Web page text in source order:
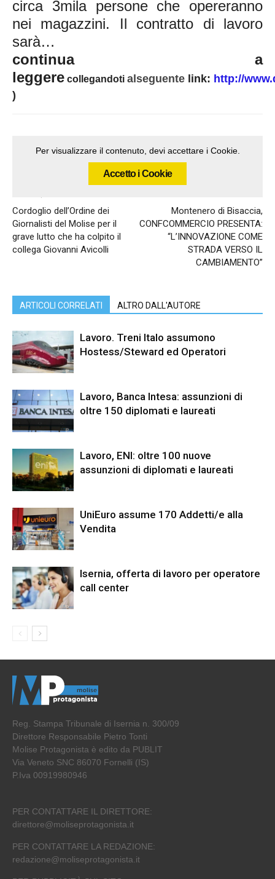
circa 3mila persone che opereranno
nei magazzini. Il contratto di lavoro
sarà…
continua a
leggere collegandoti alseguente link: http://
)
Per visualizzare il contenuto, devi accettare i Cookie.
Accetto i Cookie
Cordoglio dell’Ordine dei
Giornalisti del Molise per il
grave lutto che ha colpito il
collega Giovanni Avicolli
Montenero di Bisaccia,
CONFCOMMERCIO PRESENTA:
“L’INNOVAZIONE COME
STRADA VERSO IL
CAMBIAMENTO”
ARTICOLI CORRELATI ALTRO DALL'AUTORE
Lavoro. Treni Italo assumono
Hostess/Steward ed Operatori
Lavoro, Banca Intesa: assunzioni di
oltre 150 diplomati e laureati
Lavoro, ENI: oltre 100 nuove
assunzioni di diplomati e laureati
UniEuro assume 170 Addetti/e alla
Vendita
Isernia, offerta di lavoro per operatore
call center
Reg. Stampa Tribunale di Isernia n. 300/09
Direttore Responsabile Pietro Tonti
Molise Protagonista è edito da PUBLIT
Via Veneto SNC 86070 Fornelli (IS)
P.Iva 00919980946
PER CONTATTARE IL DIRETTORE:
direttore@moliseprotagonista.it
PER CONTATTARE LA REDAZIONE:
redazione@moliseprotagonista.it